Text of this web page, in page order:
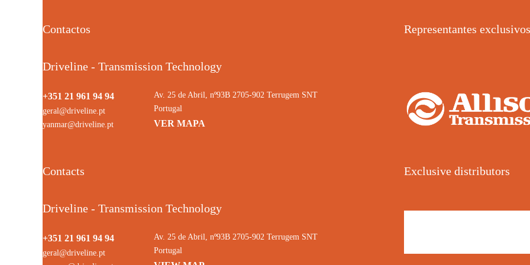
Contactos
Driveline - Transmission Technology
+351 21 961 94 94
geral@driveline.pt
yanmar@driveline.pt
Av. 25 de Abril, nº93B 2705-902 Terrugem SNT
Portugal
VER MAPA
Representantes exclusivos
Contacts
Driveline - Transmission Technology
+351 21 961 94 94
geral@driveline.pt
Av. 25 de Abril, nº93B 2705-902 Terrugem SNT
Portugal
Exclusive distributors